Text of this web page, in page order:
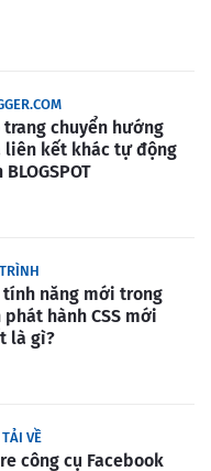
trang chuyển hướng
liên kết khác tự động
tính năng mới trong
phát hành CSS mới
là gì?
VỀ
công cụ Facebook